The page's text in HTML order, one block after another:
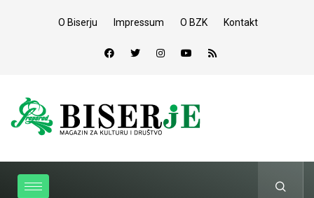
O Biserju Impressum O BZK Kontakt